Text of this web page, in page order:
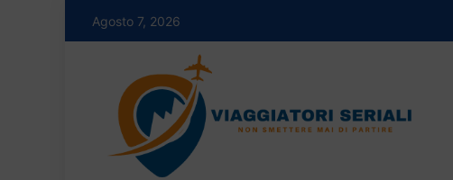
Agosto 7, 2026